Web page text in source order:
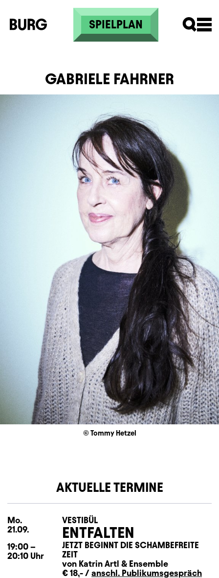
Direkt zum Inhalt
SPIELPLAN
GABRIELE FAHRNER
© Tommy Hetzel
AKTUELLE TERMINE
Mo.
21.09.
19:00 –
20:10 Uhr
VESTIBÜL
ENTFALTEN
JETZT BEGINNT DIE SCHAMBEFREITE
ZEIT
von Katrin Artl & Ensemble
€ 18,- / anschl. Publikumsgespräch